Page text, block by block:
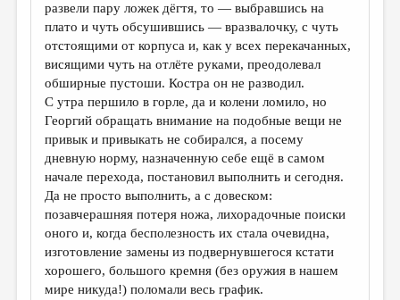
развели пару ложек дёгтя, то — выбравшись на
плато и чуть обсушившись — вразвалочку, с чуть
отстоящими от корпуса и, как у всех перекачанных,
висящими чуть на отлёте руками, преодолевал
обширные пустоши. Костра он не разводил.
С утра першило в горле, да и колени ломило, но
Георгий обращать внимание на подобные вещи не
привык и привыкать не собирался, а посему
дневную норму, назначенную себе ещё в самом
начале перехода, постановил выполнить и сегодня.
Да не просто выполнить, а с довеском:
позавчерашняя потеря ножа, лихорадочные поиски
оного и, когда бесполезность их стала очевидна,
изготовление замены из подвернувшегося кстати
хорошего, большого кремня (без оружия в нашем
мире никуда!) поломали весь график.